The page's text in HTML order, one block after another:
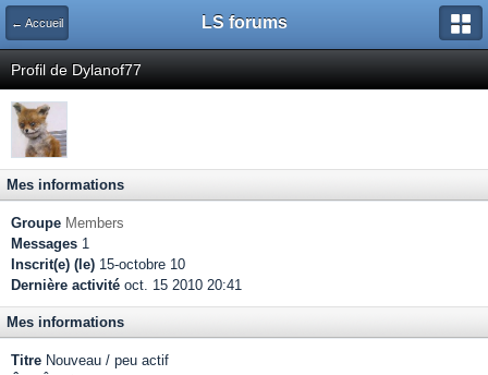
← Accueil LS forums
Profil de Dylanof77
Mes informations
Groupe Members
Messages 1
Inscrit(e) (le) 15-octobre 10
Dernière activité oct. 15 2010 20:41
Mes informations
Titre Nouveau / peu actif